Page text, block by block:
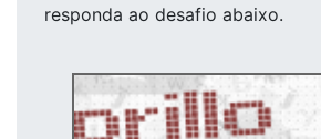
responda ao desafio abaixo.